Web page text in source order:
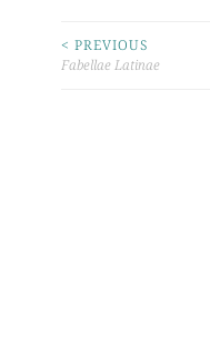
Post
< PREVIOUS
Fabellae Latinae